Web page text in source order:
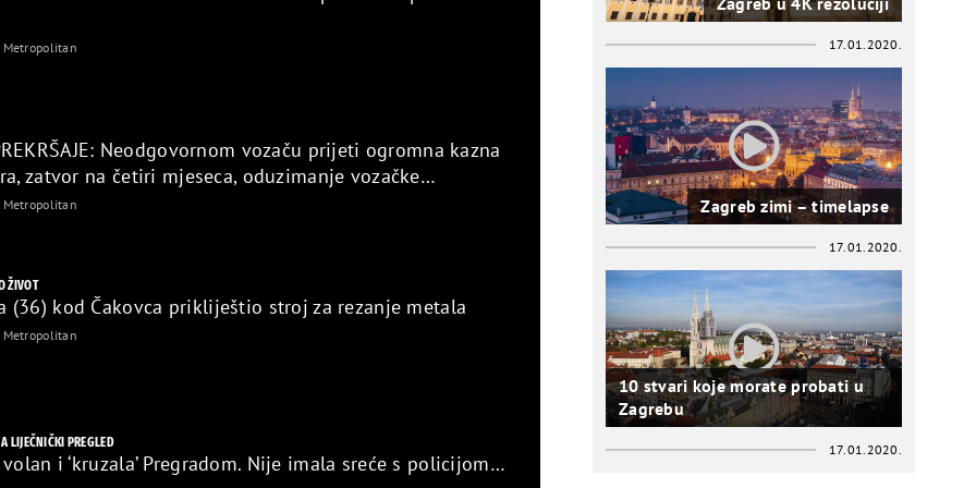
Metropolitan
Neodgovornom vozaču prijeti ogromna kazna
zatvor na četiri mjeseca, oduzimanje vozačke…
Metropolitan
ŽIVOT
(36) kod Čakovca prikliještio stroj za rezanje metala
Metropolitan
LIJEČNIČKI PREGLED
i ‘kruzala’ Pregradom. Nije imala sreće s policijom…
17.01.2020.
Zagreb zimi – timelapse
17.01.2020.
10 stvari koje morate probati u
Zagrebu
17.01.2020.